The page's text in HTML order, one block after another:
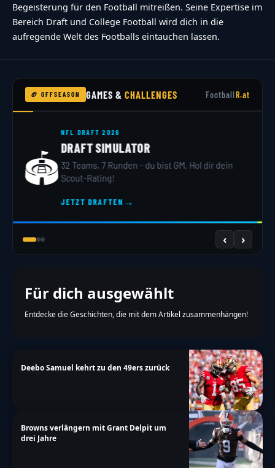
Begeisterung für den Football mitreißen. Seine Expertise im
Bereich Draft und College Football wird dich in die
aufregende Welt des Footballs eintauchen lassen.
🏈 OFFSEASON GAMES &CHALLENGES FootballR.at
🏟️
NFL DRAFT 2026
DRAFT SIMULATOR
32 Teams, 7 Runden – du bist GM. Hol dir dein
Scout-Rating!
JETZT DRAFTEN→
‹ ›
Für dich ausgewählt
Entdecke die Geschichten, die mit dem Artikel zusammenhängen!
Deebo Samuel kehrt zu den 49ers zurück
Browns verlängern mit Grant Delpit um
drei Jahre